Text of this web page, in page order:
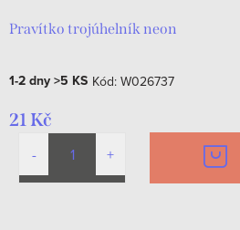
Pravítko trojúhelník neon
1-2 dny>5 KS Kód: W026737
21 Kč